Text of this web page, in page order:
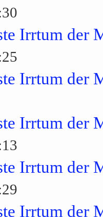
Irrtum der
Irrtum der
Irrtum der
Irrtum der
Irrtum der